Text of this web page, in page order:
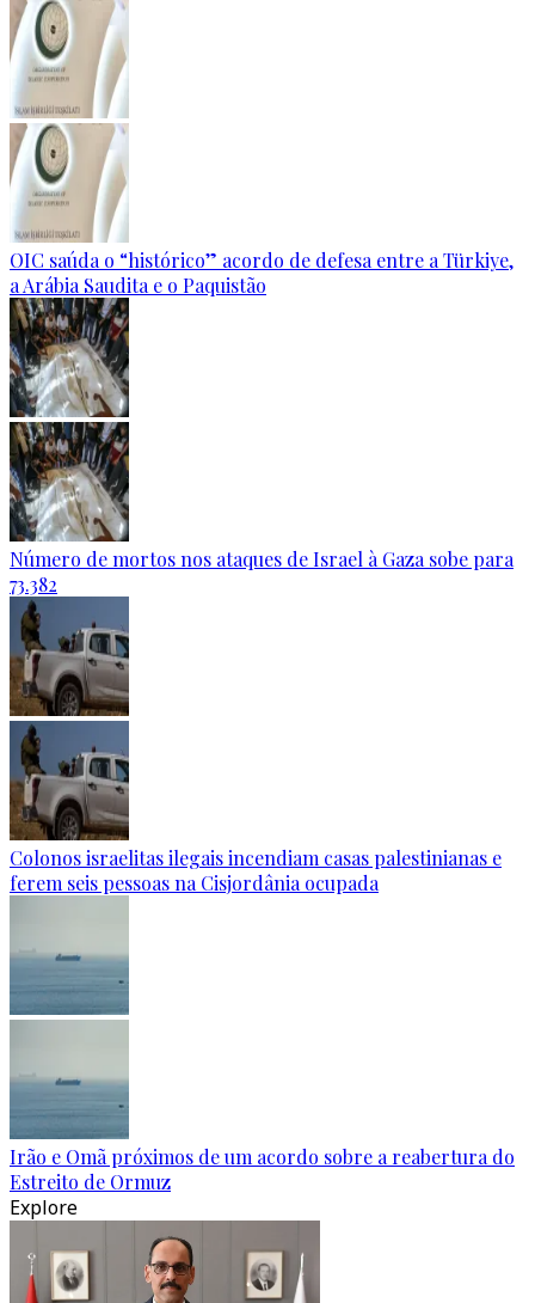
OIC saúda o “histórico” acordo de defesa entre a Türkiye,
a Arábia Saudita e o Paquistão
Número de mortos nos ataques de Israel à Gaza sobe para
73.382
Colonos israelitas ilegais incendiam casas palestinianas e
ferem seis pessoas na Cisjordânia ocupada
Irão e Omã próximos de um acordo sobre a reabertura do
Estreito de Ormuz
Explore